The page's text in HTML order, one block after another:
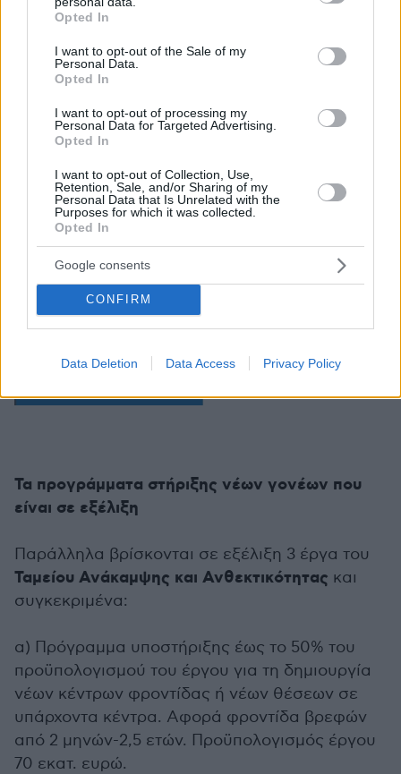
grant or deny consent to Google and its third-party tags to
use your data for below specified purposes in below Google
consent section.
Opted In
I want to opt-out of the Sale of my
Personal Data.
Opted In
I want to opt-out of processing my
Personal Data for Targeted Advertising.
Opted In
I want to opt-out of Collection, Use,
Retention, Sale, and/or Sharing of my
Personal Data that Is Unrelated with the
Purposes for which it was collected.
Opted In
Google consents
CONFIRM
Data Deletion Data Access Privacy Policy
Συνολικά εκτιμάται ότι έχουν ληφθεί μόνιμα
μέτρα ενίσχυσης της οικογένειας με
ετησίως, πλέον των έκτακτων ενισχύσεων και
του προγράμματος ΣΠΙΤΙ μου.
Τα προγράμματα στήριξης νέων γονέων που
είναι σε εξέλιξη
Παράλληλα βρίσκονται σε εξέλιξη 3 έργα του
Ταμείου Ανάκαμψης και Ανθεκτικότητας και
συγκεκριμένα:
α) Πρόγραμμα υποστήριξης έως το 50% του
προϋπολογισμού του έργου για τη δημιουργία
νέων κέντρων φροντίδας ή νέων θέσεων σε
υπάρχοντα κέντρα. Αφορά φροντίδα βρεφών
από 2 μηνών-2,5 ετών. Προϋπολογισμός έργου
70 εκατ. ευρώ.